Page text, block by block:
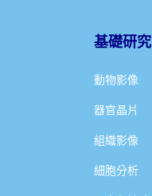
基礎研究
動物影像
器官晶片
組織影像
細胞分析